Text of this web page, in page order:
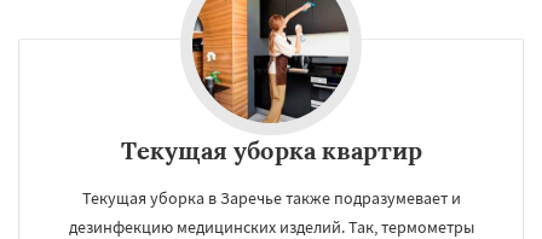
Текущая уборка квартир
Текущая уборка в Заречье также подразумевает и
дезинфекцию медицинских изделий. Так, термометры